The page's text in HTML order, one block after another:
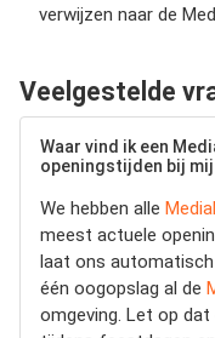
verwijzen naar de
Veelgestelde
Waar vind ik een
openingstijden bij
We hebben alle
meest actuele
laat ons
één oogopslag al de
omgeving. Let op dat